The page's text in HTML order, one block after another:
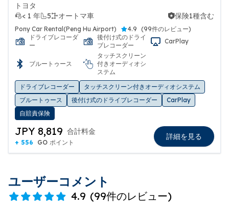
トヨタ
< 1 年
5 オートマ車
保険1種含む 保険1種含む
Pony Car Rental(Peng Hu Airport) 4.9 (99件のレビュー)
ドライブレコーダ
ー
後付け式のドライ
ブレコーダー
CarPlay
ブルートゥース
タッチスクリーン
付きオーディオシ
ステム
ドライブレコーダー
タッチスクリーン付きオーディオシステム
ブルートゥース
後付け式のドライブレコーダー
CarPlay
自賠責保険
JPY 8,819 合計料金
+ 556 GO ポイント
詳細を見る
ユーザーコメント
4.9 (99件のレビュー)